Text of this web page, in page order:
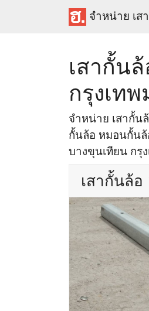
จำหน่าย เส
เสากั้น
กรุงเท
จำหน่าย เสากั้
กั้นล้อ หมอนกั้น
บางขุนเทียน กรุ
เสากั้นล้อ